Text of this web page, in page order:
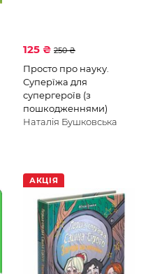
125 ₴ 250 ₴
Просто про науку.
Суперїжа для
супергероїв (з
пошкодженнями)
Наталія Бушковська
АКЦІЯ